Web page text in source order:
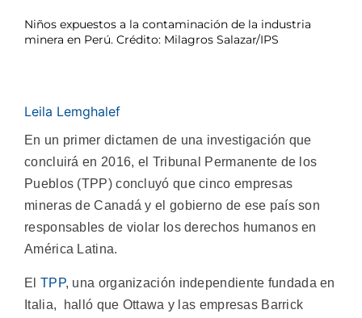
Niños expuestos a la contaminación de la industria
minera en Perú. Crédito: Milagros Salazar/IPS
Leila Lemghalef
En un primer dictamen de una investigación que
concluirá en 2016, el Tribunal Permanente de los
Pueblos (TPP) concluyó que cinco empresas
mineras de Canadá y el gobierno de ese país son
responsables de violar los derechos humanos en
América Latina.
El TPP, una organización independiente fundada en
Italia, halló que Ottawa y las empresas Barrick